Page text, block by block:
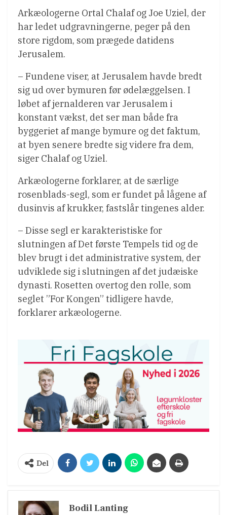
Arkæologerne Ortal Chalaf og Joe Uziel, der
har ledet udgravningerne, peger på den
store rigdom, som prægede datidens
Jerusalem.
– Fundene viser, at Jerusalem havde bredt
sig ud over bymuren før ødelæggelsen. I
løbet af jernalderen var Jerusalem i
konstant vækst, det ser man både fra
byggeriet af mange bymure og det faktum,
at byen senere bredte sig videre fra dem,
siger Chalaf og Uziel.
Arkæologerne forklarer, at de særlige
rosenblads-segl, som er fundet på lågene af
dusinvis af krukker, fastslår tingenes alder.
– Disse segl er karakteristiske for
slutningen af Det første Tempels tid og de
blev brugt i det administrative system, der
udviklede sig i slutningen af det judæiske
dynasti. Rosetten overtog den rolle, som
seglet ”For Kongen” tidligere havde,
forklarer arkæologerne.
Del
Bodil Lanting